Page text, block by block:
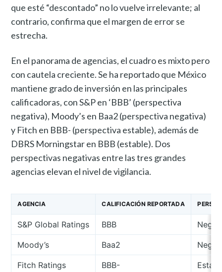
que esté “descontado” no lo vuelve irrelevante; al
contrario, confirma que el margen de error se
estrecha.
En el panorama de agencias, el cuadro es mixto pero
con cautela creciente. Se ha reportado que México
mantiene grado de inversión en las principales
calificadoras, con S&P en ‘BBB’ (perspectiva
negativa), Moody’s en Baa2 (perspectiva negativa)
y Fitch en BBB- (perspectiva estable), además de
DBRS Morningstar en BBB (estable). Dos
perspectivas negativas entre las tres grandes
agencias elevan el nivel de vigilancia.
AGENCIA CALIFICACIÓN REPORTADA
S&P Global Ratings BBB
Moody’s Baa2
Fitch Ratings BBB-